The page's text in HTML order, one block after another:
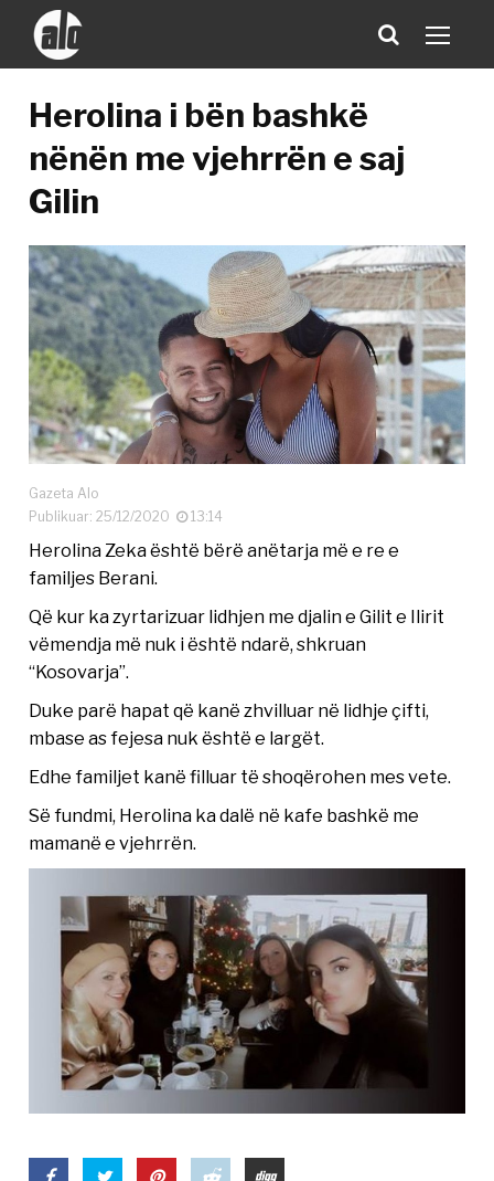
Herolina i bën bashkë
nënën me vjehrrën e saj
Gilin
Gazeta Alo
Publikuar: 25/12/2020
13:14
Herolina Zeka është bërë anëtarja më e re e
familjes Berani.
Që kur ka zyrtarizuar lidhjen me djalin e Gilit e Ilirit
vëmendja më nuk i është ndarë, shkruan
“Kosovarja”.
Duke parë hapat që kanë zhvilluar në lidhje çifti,
mbase as fejesa nuk është e largët.
Edhe familjet kanë filluar të shoqërohen mes vete.
Së fundmi, Herolina ka dalë në kafe bashkë me
mamanë e vjehrrën.